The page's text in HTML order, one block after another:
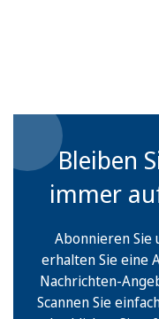
Bleiben
immer
Abonnieren Sie
erhalten Sie eine
Nachrichten-
Scannen Sie